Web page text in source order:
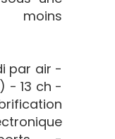
moins
par air -
- 13 ch -